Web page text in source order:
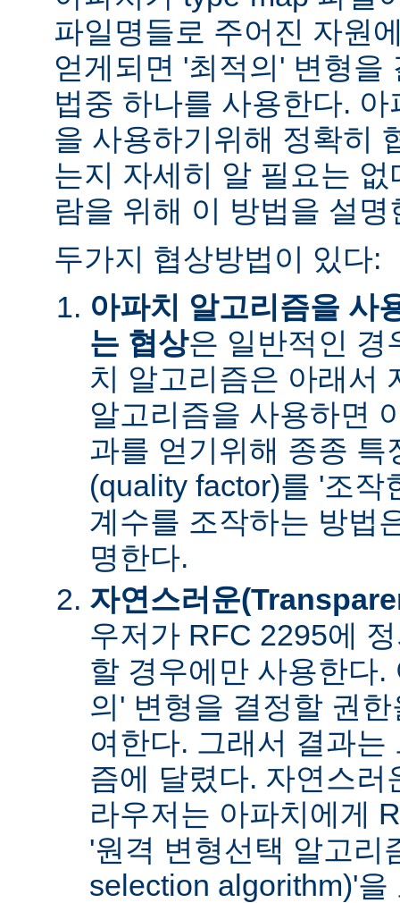
파일명들로 주어진 자원
얻게되면 '최적의' 변형을
법중 하나를 사용한다.
을 사용하기위해 정확히
는지 자세히 알 필요는
람을 위해 이 방법을 설명
두가지 협상방법이 있다:
아파치 알고리즘을 사
는 협상은 일반적인 경
치 알고리즘은 아래서
알고리즘을 사용하면
과를 얻기위해 종종 특
(quality factor)를 '조작
계수를 조작하는 방법
명한다.
자연스러운
우저가 RFC 2295에
할 경우에만 사용한다.
의' 변형을 결정할 권
여한다. 그래서 결과
즘에 달렸다. 자연스러
라우저는 아파치에게
'원격 변형선택 알고리
selection algorithm)'을